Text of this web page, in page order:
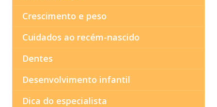
Crescimento e peso
Cuidados ao recém-nascido
Dentes
Desenvolvimento infantil
Dica do especialista